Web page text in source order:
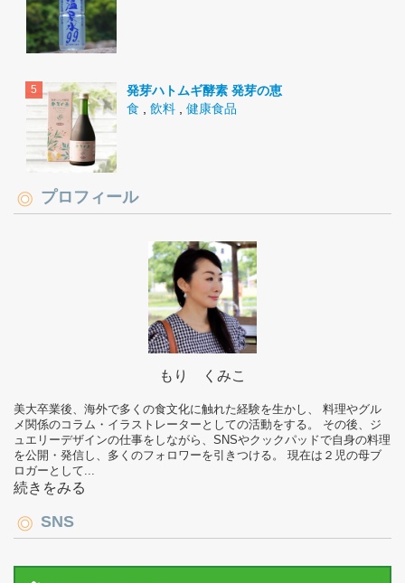
発芽ハトムギ酵素 発芽の恵
食
飲料 健康食品
プロフィール
もり くみこ
美大卒業後、海外で多くの食文化に触れた経験を生かし、 料理やグル
メ関係のコラム・イラストレーターとしての活動をする。 その後、ジ
ュエリーデザインの仕事をしながら、SNSやクックパッドで自身の料理
を公開・発信し、多くのフォロワーを引きつける。 現在は２児の母ブ
ロガーとして...
続きをみる
SNS